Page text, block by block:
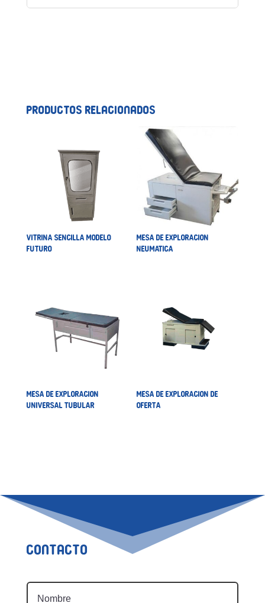
Productos relacionados
VITRINA SENCILLA MODELO
FUTURO
MESA DE EXPLORACION
NEUMATICA
MESA DE EXPLORACION
UNIVERSAL TUBULAR
MESA DE EXPLORACION DE
OFERTA
Contacto